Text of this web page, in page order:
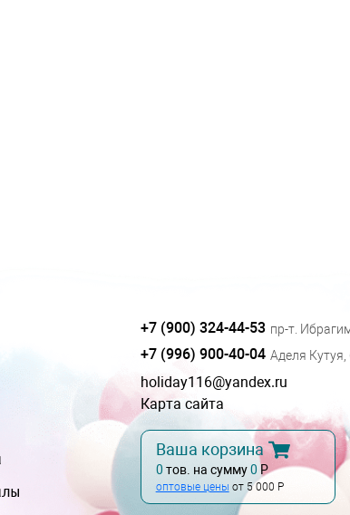
+7 (900) 324-44-53 пр-т.
+7 (996) 900-40-04 Аделя Кутуя,
holiday116@yandex.ru
Карта сайта
Ваша корзина
0 тов. на сумму0 Р
оптовые цены от 5 000 Р